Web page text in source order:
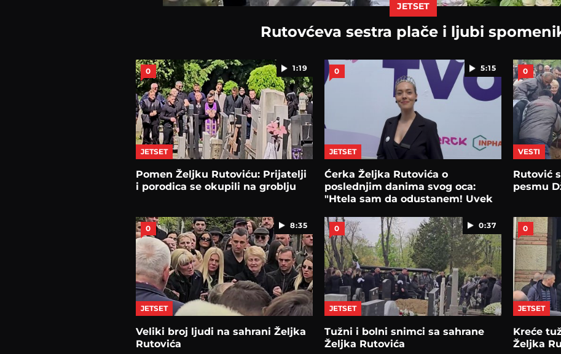
JETSET
Rutovćeva sestra plače i ljubi
1:19
0
JETSET
Pomen Željku Rutoviću: Prijatelji
i porodica se okupili na groblju
5:15
0
JETSET
Ćerka Željka Rutovića o
poslednjim danima svog oca:
"Htela sam da odustanem! Uvek
0
VESTI
Rutović
pesmu
8:35
0
JETSET
Veliki broj ljudi na sahrani Željka
Rutovića
0:37
0
JETSET
Tužni i bolni snimci sa sahrane
Željka Rutovića
0
JETSET
Kreće
Željka